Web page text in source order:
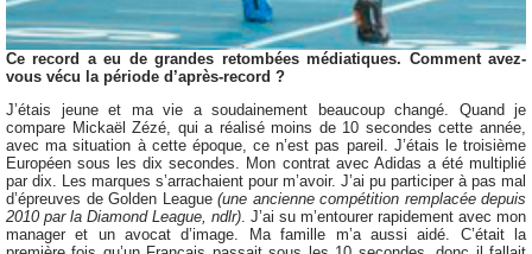
Ce record a eu de grandes retombées médiatiques. Comment avez-
vous vécu la période d’après-record ?
J’étais jeune et ma vie a soudainement beaucoup changé. Quand je
compare Mickaël Zézé, qui a réalisé moins de 10 secondes cette année,
avec ma situation à cette époque, ce n’est pas pareil. J’étais le troisième
Européen sous les dix secondes. Mon contrat avec Adidas a été multiplié
par dix. Les marques s’arrachaient pour m’avoir. J’ai pu participer à pas mal
d’épreuves de Golden League (une ancienne compétition remplacée depuis
2010 par la Diamond League, ndlr). J’ai su m’entourer rapidement avec mon
manager et un avocat d’image. Ma famille m’a aussi aidé. C’était la